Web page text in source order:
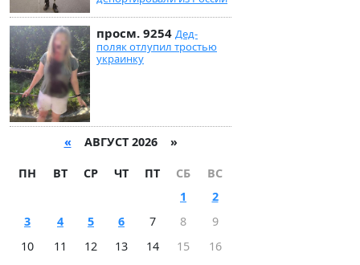
просм. 9254 Дед-
поляк отлупил тростью
украинку
« АВГУСТ 2026 »
ПН ВТ СР ЧТ ПТ СБ
ВС
1
2
3
4 5 6 7 8
9
10
11 12 13 14 15
16